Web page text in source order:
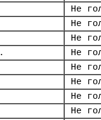
Не
Не
Не
Не
Не
Не
Не
Не